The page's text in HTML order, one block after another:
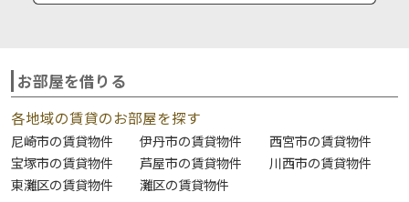
お部屋を借りる
各地域の賃貸のお部屋を探す
尼崎市の賃貸物件 伊丹市の賃貸物件
西宮市の賃貸物件
宝塚市の賃貸物件
芦屋市の賃貸物件
川西市の賃貸物件
東灘区の賃貸物件
灘区の賃貸物件